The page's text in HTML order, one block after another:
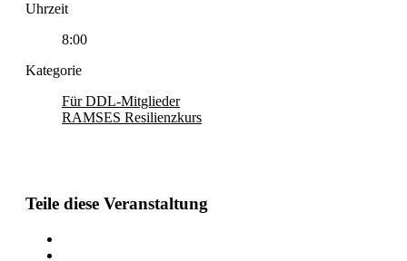
Uhrzeit
8:00
Kategorie
Für DDL-Mitglieder
RAMSES Resilienzkurs
Teile diese Veranstaltung